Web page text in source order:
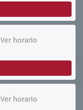
Ver horario
Ver horario